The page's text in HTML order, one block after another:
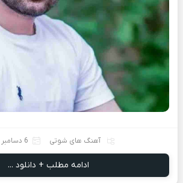
آهنگ های شوتی 6 دسامبر 2023
ادامه مطلب + دانلود ...